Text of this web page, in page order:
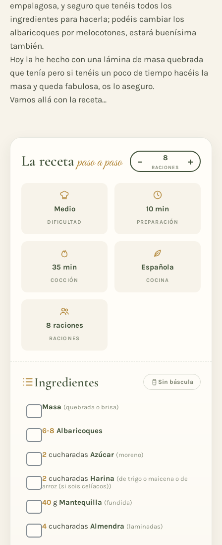
empalagosa, y seguro que tenéis todos los
ingredientes para hacerla; podéis cambiar los
albaricoques por melocotones, estará buenísima
también.
Hoy la he hecho con una lámina de masa quebrada
que tenía pero si tenéis un poco de tiempo hacéis la
masa y queda fabulosa, os lo aseguro.
Vamos allá con la receta...
La recetapaso a paso − 8
RACIONES
+
Medio
DIFICULTAD
10 min
PREPARACIÓN
35 min
COCCIÓN
Española
COCINA
8 raciones
RACIONES
Ingredientes Sin báscula
Masa (quebrada o brisa)
6-8 Albaricoques
2 cucharadas Azúcar (moreno)
2 cucharadas Harina (de trigo o maicena o de
arroz (si sois celíacos))
40 g Mantequilla (fundida)
4 cucharadas Almendra (laminadas)